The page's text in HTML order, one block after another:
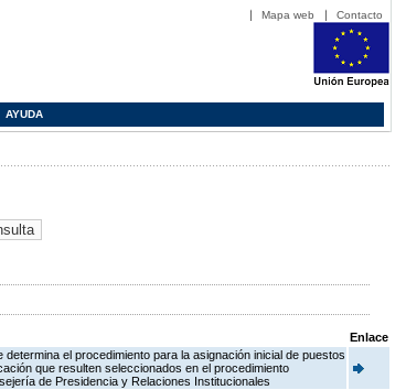
Mapa web Contacto
AYUDA
Enlace
el procedimiento para la asignación inicial de puestos
que resulten seleccionados en el procedimiento
de Presidencia y Relaciones Institucionales